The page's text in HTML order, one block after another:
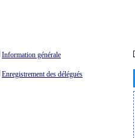
Information générale
Enregistrement des délégués